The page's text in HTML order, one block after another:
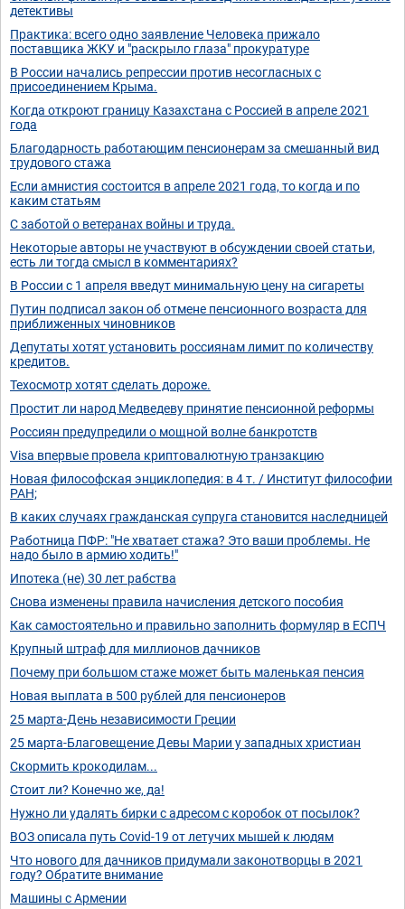
детективы
Практика: всего одно заявление Человека прижало
поставщика ЖКУ и "раскрыло глаза" прокуратуре
В России начались репрессии против несогласных с
присоединением Крыма.
Когда откроют границу Казахстана с Россией в апреле 2021
года
Благодарность работающим пенсионерам за смешанный вид
трудового стажа
Если амнистия состоится в апреле 2021 года, то когда и по
каким статьям
С заботой о ветеранах войны и труда.
Некоторые авторы не участвуют в обсуждении своей статьи,
есть ли тогда смысл в комментариях?
В России с 1 апреля введут минимальную цену на сигареты
Путин подписал закон об отмене пенсионного возраста для
приближенных чиновников
Депутаты хотят установить россиянам лимит по количеству
кредитов.
Техосмотр хотят сделать дороже.
Простит ли народ Медведеву принятие пенсионной реформы
Россиян предупредили о мощной волне банкротств
Visa впервые провела криптовалютную транзакцию
Новая философская энциклопедия: в 4 т. / Институт философии
РАН;
В каких случаях гражданская супруга становится наследницей
Работница ПФР: "Не хватает стажа? Это ваши проблемы. Не
надо было в армию ходить!"
Ипотека (не) 30 лет рабства
Снова изменены правила начисления детского пособия
Как самостоятельно и правильно заполнить формуляр в ЕСПЧ
Крупный штраф для миллионов дачников
Почему при большом стаже может быть маленькая пенсия
Новая выплата в 500 рублей для пенсионеров
25 марта-День независимости Греции
25 марта-Благовещение Девы Марии у западных христиан
Скормить крокодилам...
Стоит ли? Конечно же, да!
Нужно ли удалять бирки с адресом с коробок от посылок?
ВОЗ описала путь Covid-19 от летучих мышей к людям
Что нового для дачников придумали законотворцы в 2021
году? Обратите внимание
Машины с Армении